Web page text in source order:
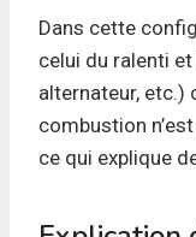
Dans cette
celui du ralenti
alternateur, etc.)
combustion
ce qui explique